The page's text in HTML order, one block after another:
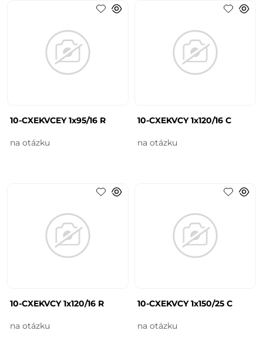
10-CXEKVCEY 1x95/16 R
na otázku
10-CXEKVCY 1x120/16 C
na otázku
10-CXEKVCY 1x120/16 R
na otázku
10-CXEKVCY 1x150/25 C
na otázku